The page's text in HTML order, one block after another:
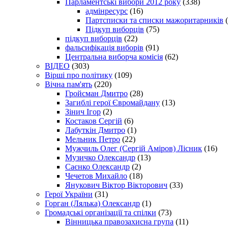
адмінресурс (16)
Партсписки та списки мажоритарників
Підкуп виборців (75)
підкуп виборців (22)
фальсифікація виборів (91)
Центральна виборча комісія (62)
ВІДЕО (303)
Вірші про політику (109)
Вічна пам'ять (220)
Гройсман Дмитро (28)
Загиблі герої Євромайдану (13)
Зінич Ігор (2)
Костаков Сергій (6)
Лабуткін Дмитро (1)
Мельник Петро (22)
Мужчиль Олег (Сергій Аміров) Лісник (16)
Музичко Олександр (13)
Саєнко Олександр (2)
Чечетов Михайло (18)
Янукович Віктор Вікторович (33)
Герої України (31)
Горган (Лялька) Олександр (1)
Громадські організації та спілки (73)
Вінницька правозахисна група (11)